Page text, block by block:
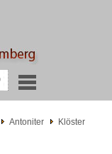
Antoniter
Klöster